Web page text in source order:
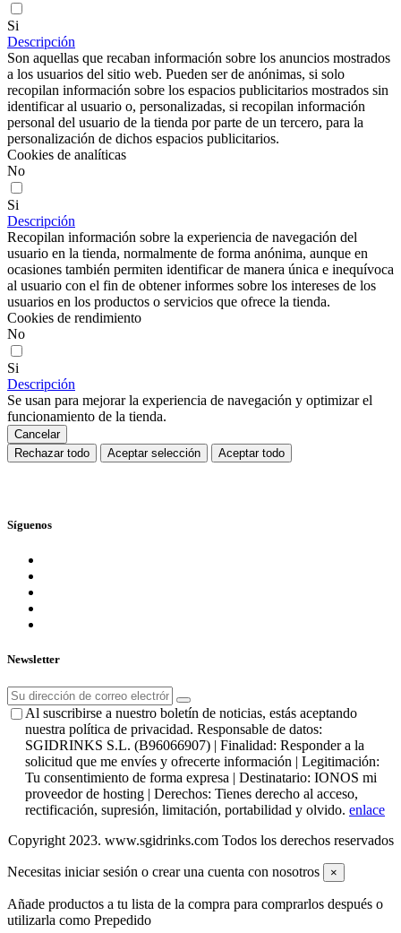
Si
Descripción
Son aquellas que recaban información sobre los anuncios mostrados
a los usuarios del sitio web. Pueden ser de anónimas, si solo
recopilan información sobre los espacios publicitarios mostrados sin
identificar al usuario o, personalizadas, si recopilan información
personal del usuario de la tienda por parte de un tercero, para la
personalización de dichos espacios publicitarios.
Cookies de analíticas
No
Si
Descripción
Recopilan información sobre la experiencia de navegación del
usuario en la tienda, normalmente de forma anónima, aunque en
ocasiones también permiten identificar de manera única e inequívoca
al usuario con el fin de obtener informes sobre los intereses de los
usuarios en los productos o servicios que ofrece la tienda.
Cookies de rendimiento
No
Si
Descripción
Se usan para mejorar la experiencia de navegación y optimizar el
funcionamiento de la tienda.
Cancelar
Rechazar todo
Aceptar selección Aceptar todo
Síguenos
Newsletter
Al suscribirse a nuestro boletín de noticias, estás aceptando
nuestra política de privacidad. Responsable de datos:
SGIDRINKS S.L. (B96066907) | Finalidad: Responder a la
solicitud que me envíes y ofrecerte información | Legitimación:
Tu consentimiento de forma expresa | Destinatario: IONOS mi
proveedor de hosting | Derechos: Tienes derecho al acceso,
rectificación, supresión, limitación, portabilidad y olvido. enlace
Copyright 2023. www.sgidrinks.com Todos los derechos reservados
Necesitas iniciar sesión o crear una cuenta con nosotros ×
Añade productos a tu lista de la compra para comprarlos después o
utilizarla como Prepedido